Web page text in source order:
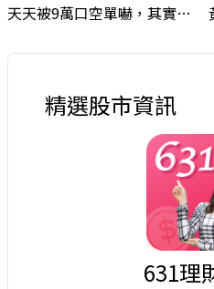
天天被9萬口空單嚇，其實你盯錯地方了｜Mr.Jimmy高志銘 #台股 #外資期貨 #融資
精選股市資訊
631理